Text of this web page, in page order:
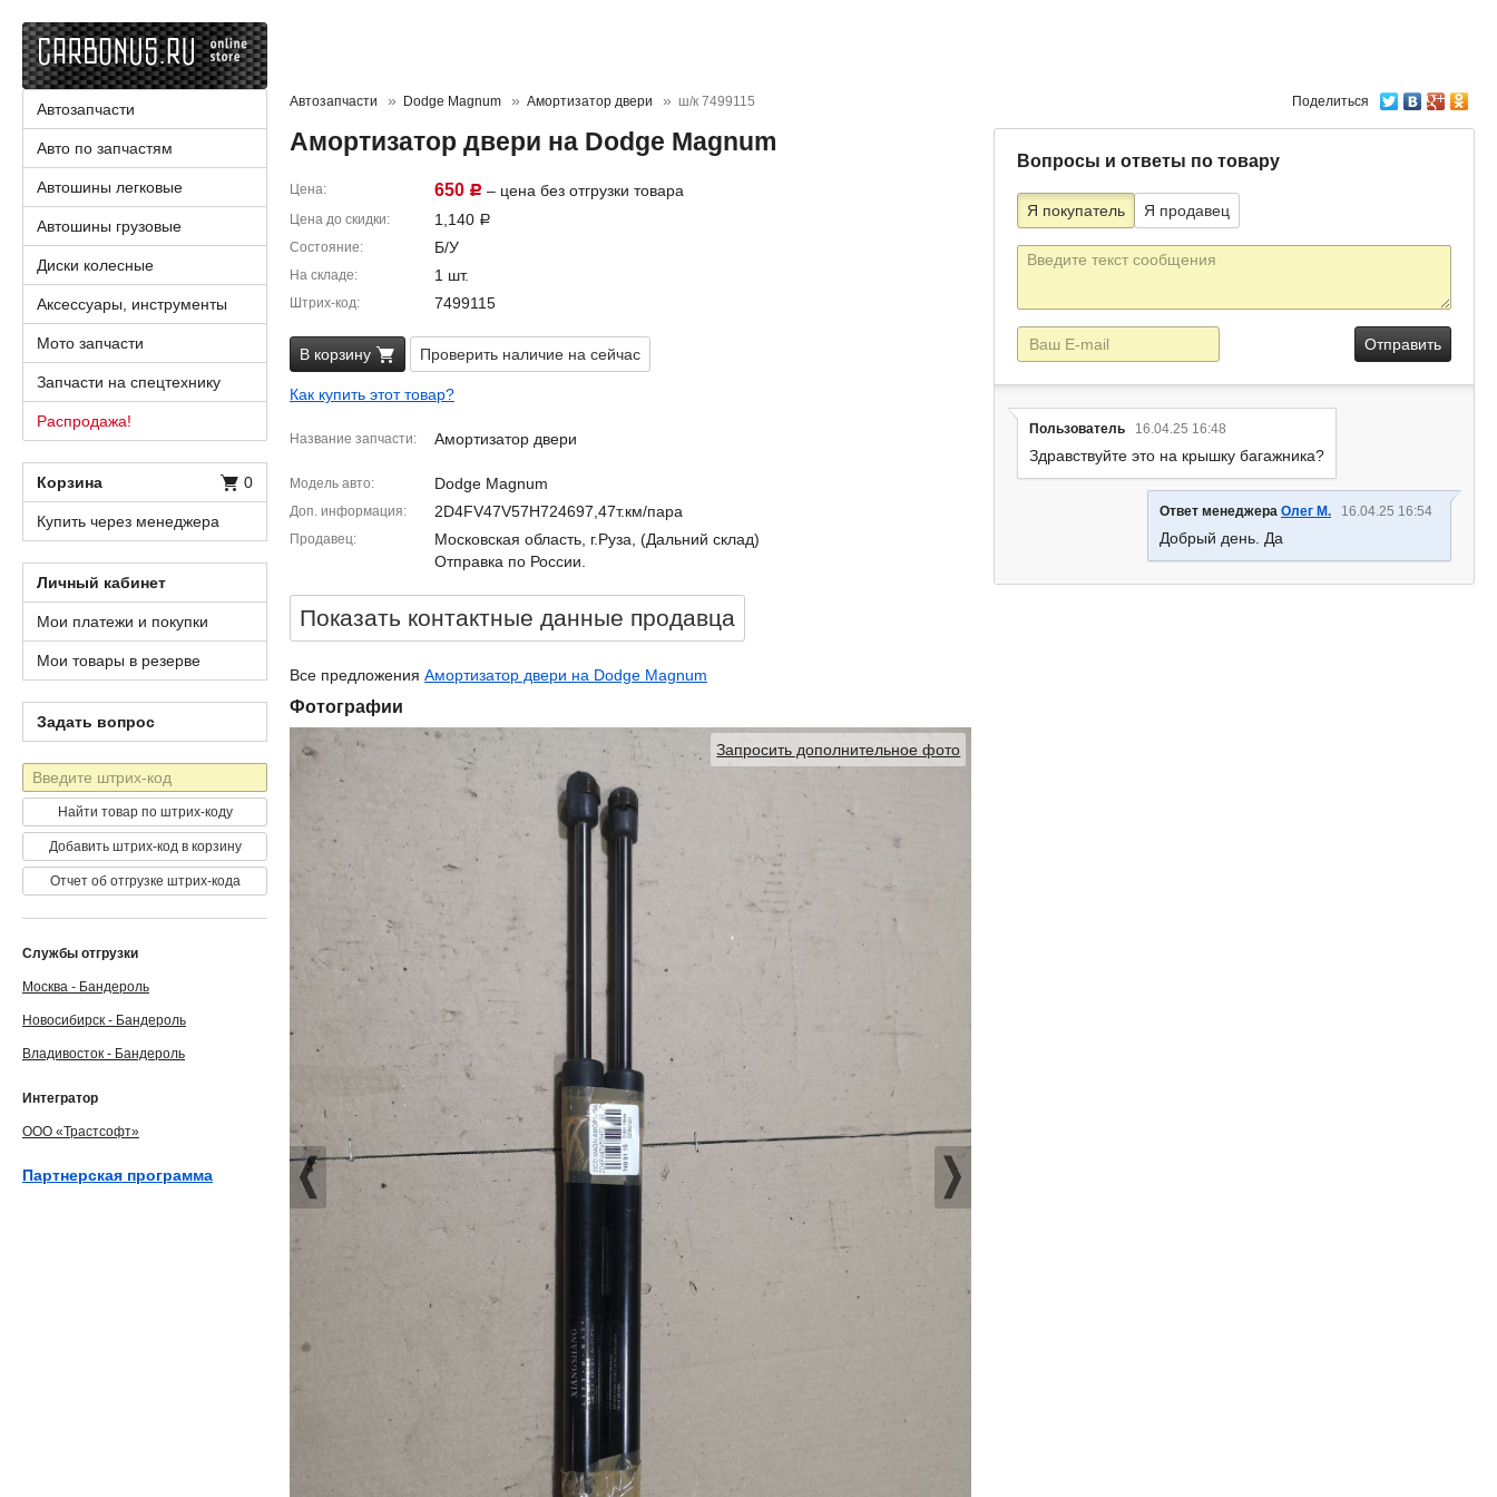
Поделиться
Автозапчасти Dodge Magnum Амортизатор двери ш/к 7499115
Амортизатор двери на Dodge Magnum
Цена 650 Р – цена без отгрузки товара
Цена до скидки 1,140 Р
Состояние Б/У
На складе 1 шт.
Штрих-код 7499115
В корзину Проверить наличие на сейчас
Как купить этот товар?
Название запчасти Амортизатор двери
Модель авто Dodge Magnum
Доп. информация 2D4FV47V57H724697,47т.км/пара
Продавец
Московская область, г.Руза, (Дальний склад)
Отправка по России.
Показать контактные данные продавцa
Все предложения Амортизатор двери на Dodge Magnum
Фотографии
Запросить дополнительное фото
Вопросы и ответы по товару
Я покупатель Я продавец
Текст
E-
mail
Пользователь 16.04.25 16:48
Здравствуйте это на крышку багажника?
Ответ менеджера Олег М. 16.04.25 16:54
Добрый день. Да
Автозапчасти
Авто по запчастям
Автошины легковые
Автошины грузовые
Диски колесные
Аксессуары, инструменты
Мото запчасти
Запчасти на спецтехнику
Распродажа!
Корзина 0
Купить через менеджера
Личный кабинет
Мои платежи и покупки
Мои товары в резерве
Задать вопрос
Штрих-
код
Найти товар по штрих-коду
Добавить штрих-код в корзину
Отчет об отгрузке штрих-кода
Службы отгрузки
Москва - Бандероль
Новосибирск - Бандероль
Владивосток - Бандероль
Интегратор
ООО «Трастсофт»
Партнерская программа